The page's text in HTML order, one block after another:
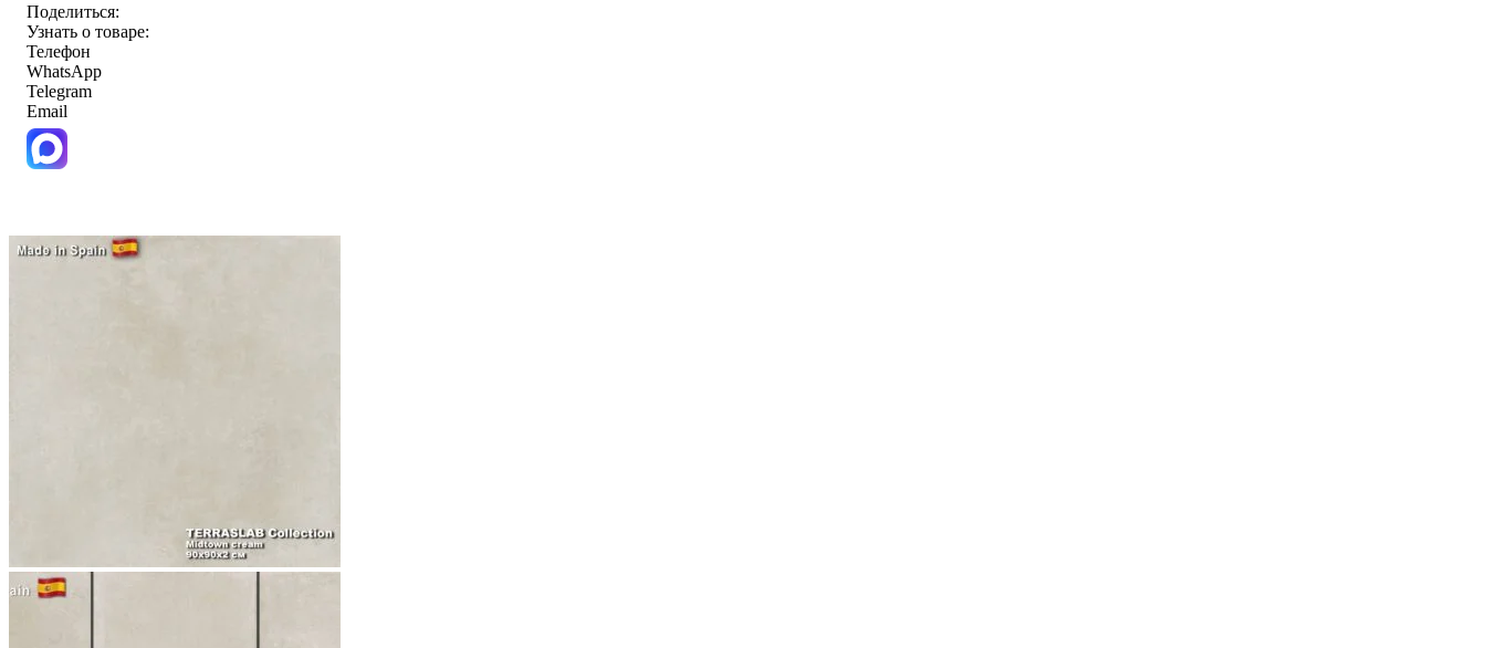
Поделиться:
Узнать о товаре:
Телефон
WhatsApp
Telegram
Email